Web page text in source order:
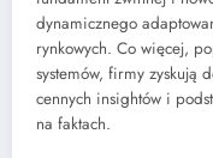
dynamicznego
rynkowych. Co więcej,
systemów, firmy zyskują
cennych insightów i
na faktach.